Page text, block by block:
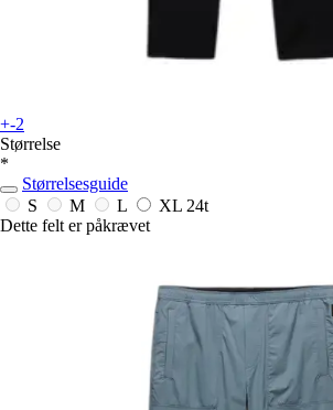
+-2
Størrelse
*
Størrelsesguide
S
M L XL 24t
Dette felt er påkrævet